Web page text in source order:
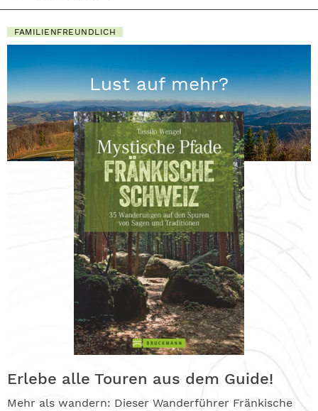
FAMILIENFREUNDLICH
Lust auf mehr?
Erlebe alle Touren aus dem Guide!
Mehr als wandern: Dieser Wanderführer Fränkische